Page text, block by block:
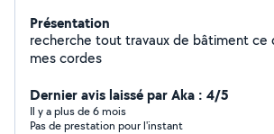
Présentation
recherche tout travaux de bâtiment ce
mes cordes
Dernier avis laissé par Aka : 4/5
Il y a plus de 6 mois
Pas de prestation pour l'instant